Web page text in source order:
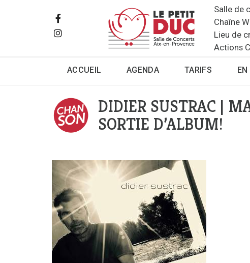
Salle de
Chaîne
Lieu de
Actions
ACCUEIL AGENDA TARIFS
DIDIER SUSTRAC |
SORTIE D’ALBUM!